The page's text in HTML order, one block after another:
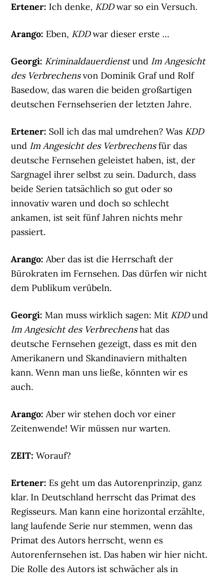
Ertener: Ich denke, KDDwar so ein Versuch.
Arango: Eben, KDDwar dieser erste …
Georgi: Kriminaldauerdienstund Im Angesicht
des Verbrechensvon Dominik Graf und Rolf
Basedow, das waren die beiden großartigen
deutschen Fernsehserien der letzten Jahre.
Ertener: Soll ich das mal umdrehen? Was KDD
und Im Angesicht des Verbrechensfür das
deutsche Fernsehen geleistet haben, ist, der
Sargnagel ihrer selbst zu sein. Dadurch, dass
beide Serien tatsächlich so gut oder so
innovativ waren und doch so schlecht
ankamen, ist seit fünf Jahren nichts mehr
passiert.
Arango: Aber das ist die Herrschaft der
Bürokraten im Fernsehen. Das dürfen wir nicht
dem Publikum verübeln.
Georgi: Man muss wirklich sagen: Mit KDDund
Im Angesicht des Verbrechenshat das
deutsche Fernsehen gezeigt, dass es mit den
Amerikanern und Skandinaviern mithalten
kann. Wenn man uns ließe, könnten wir es
auch.
Arango: Aber wir stehen doch vor einer
Zeitenwende! Wir müssen nur warten.
ZEIT: Worauf?
Ertener: Es geht um das Autorenprinzip, ganz
klar. In Deutschland herrscht das Primat des
Regisseurs. Man kann eine horizontal erzählte,
lang laufende Serie nur stemmen, wenn das
Primat des Autors herrscht, wenn es
Autorenfernsehen ist. Das haben wir hier nicht.
Die Rolle des Autors ist schwächer als in